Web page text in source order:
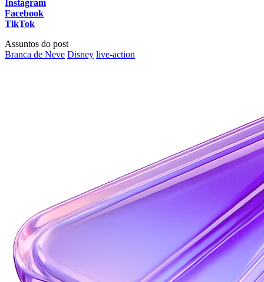
Instagram
Facebook
TikTok
Assuntos do post
Branca de Neve Disney live-action